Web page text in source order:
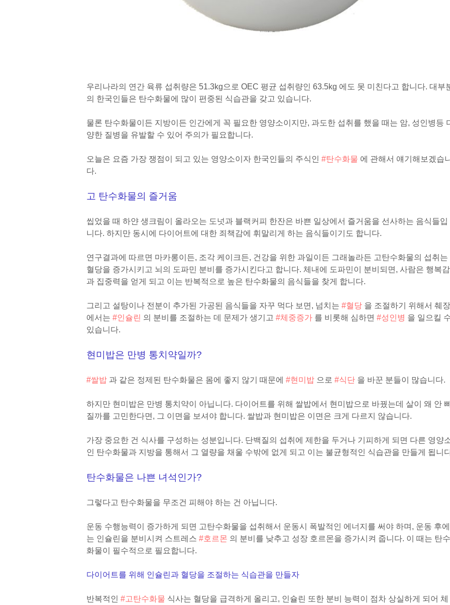
우리나라의 연간 육류 섭취량은 51.3kg으로 OEC 평균 섭취량인 63.5kg 에도 못 미친다고 합니다. 대부
의 한국인들은 탄수화물에 많이 편중된 식습관을 갖고 있습니다.
물론 탄수화물이든 지방이든 인간에게 꼭 필요한 영양소이지만, 과도한 섭취를 했을 때는 암, 성인병등
양한 질병을 유발할 수 있어 주의가 필요합니다.
오늘은 요즘 가장 쟁점이 되고 있는 영양소이자 한국인들의 주식인 #탄수화물 에 관해서 얘기해보겠습
다.
고 탄수화물의 즐거움
씹었을 때 하얀 생크림이 올라오는 도넛과 블랙커피 한잔은 바쁜 일상에서 즐거움을 선사하는 음식들입
니다. 하지만 동시에 다이어트에 대한 죄책감에 휘말리게 하는 음식들이기도 합니다.
연구결과에 따르면 마카롱이든, 조각 케이크든, 건강을 위한 과일이든 그래놀라든 고탄수화물의 섭취는
혈당을 증가시키고 뇌의 도파민 분비를 증가시킨다고 합니다. 체내에 도파민이 분비되면, 사람은 행복감
과 집중력을 얻게 되고 이는 반복적으로 높은 탄수화물의 음식들을 찾게 합니다.
그리고 설탕이나 전분이 추가된 가공된 음식들을 자꾸 먹다 보면, 넘치는 #혈당 을 조절하기 위해서 췌장
에서는 #인슐린 의 분비를 조절하는 데 문제가 생기고 #체중증가 를 비롯해 심하면 #성인병 을 일으킬
있습니다.
현미밥은 만병 통치약일까?
#쌀밥 과 같은 정제된 탄수화물은 몸에 좋지 않기 때문에 #현미밥 으로 #식단 을 바꾼 분들이 많습니다.
하지만 현미밥은 만병 통치약이 아닙니다. 다이어트를 위해 쌀밥에서 현미밥으로 바꿨는데 살이 왜 안
질까를 고민한다면, 그 이면을 보셔야 합니다. 쌀밥과 현미밥은 이면은 크게 다르지 않습니다.
가장 중요한 건 식사를 구성하는 성분입니다. 단백질의 섭취에 제한을 두거나 기피하게 되면 다른 영양
인 탄수화물과 지방을 통해서 그 열량을 채울 수밖에 없게 되고 이는 불균형적인 식습관을 만들게 됩니
탄수화물은 나쁜 녀석인가?
그렇다고 탄수화물을 무조건 피해야 하는 건 아닙니다.
운동 수행능력이 증가하게 되면 고탄수화물을 섭취해서 운동시 폭발적인 에너지를 써야 하며, 운동 후에
는 인슐린을 분비시켜 스트레스 #호르몬 의 분비를 낮추고 성장 호르몬을 증가시켜 줍니다. 이 때는 탄수
화물이 필수적으로 필요합니다.
다이어트를 위해 인슐린과 혈당을 조절하는 식습관을 만들자
반복적인 #고탄수화물 식사는 혈당을 급격하게 올리고, 인슐린 또한 분비 능력이 점차 상실하게 되어 체